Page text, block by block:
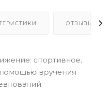
ОТЗЫВЫ
спортивное,
вручения